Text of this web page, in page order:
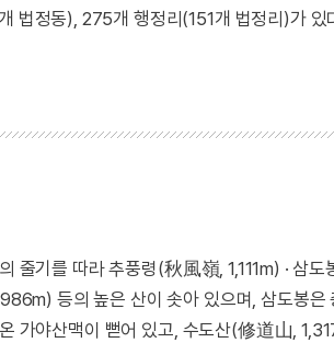
법정동), 275개 행정리(151개 법정리)가 있
줄기를 따라 추풍령(秋風嶺, 1,111m) · 삼
등의 높은 산이 솟아 있으며, 삼도봉은
가야산맥이 뻗어 있고, 수도산(修道山,